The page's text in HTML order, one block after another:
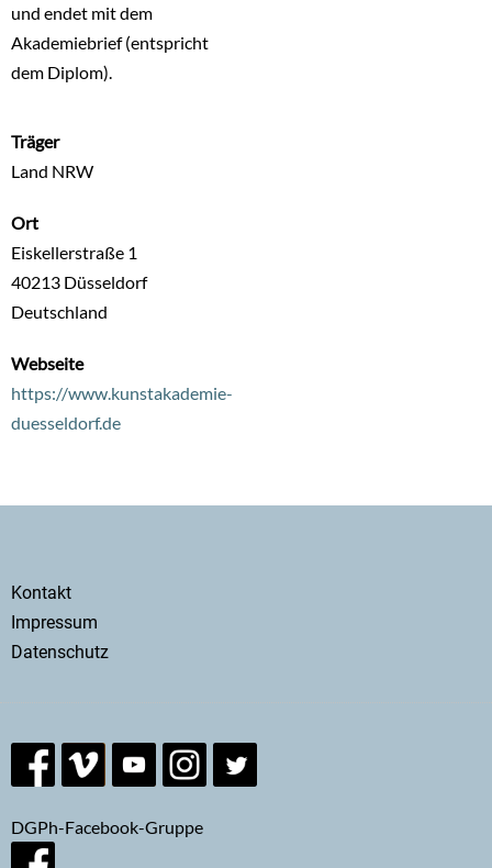
und endet mit dem
Akademiebrief (entspricht
dem Diplom).
Träger
Land NRW
Ort
Eiskellerstraße 1
40213 Düsseldorf
Deutschland
Webseite
https://www.kunstakademie-
duesseldorf.de
Secondary
menu
Kontakt
Impressum
Datenschutz
DGPh-Facebook-Gruppe